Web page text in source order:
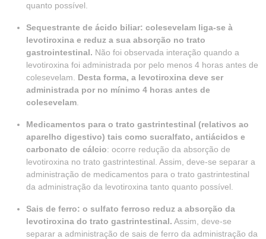
quanto possível.
Sequestrante de ácido biliar: colesevelam liga-se à
levotiroxina e reduz a sua absorção no trato
gastrointestinal. Não foi observada interação quando a
levotiroxina foi administrada por pelo menos 4 horas antes de
colesevelam. Desta forma, a levotiroxina deve ser
administrada por no mínimo 4 horas antes de
colesevelam
Medicamentos para o trato gastrintestinal (relativos ao
aparelho digestivo) tais como sucralfato, antiácidos e
carbonato de cálcio: ocorre redução da absorção de
levotiroxina no trato gastrintestinal. Assim, deve-se separar a
administração de medicamentos para o trato gastrintestinal
da administração da levotiroxina tanto quanto possível.
Sais de ferro: o sulfato ferroso reduz a absorção da
levotiroxina do trato gastrintestinal. Assim, deve-se
separar a administração de sais de ferro da administração da